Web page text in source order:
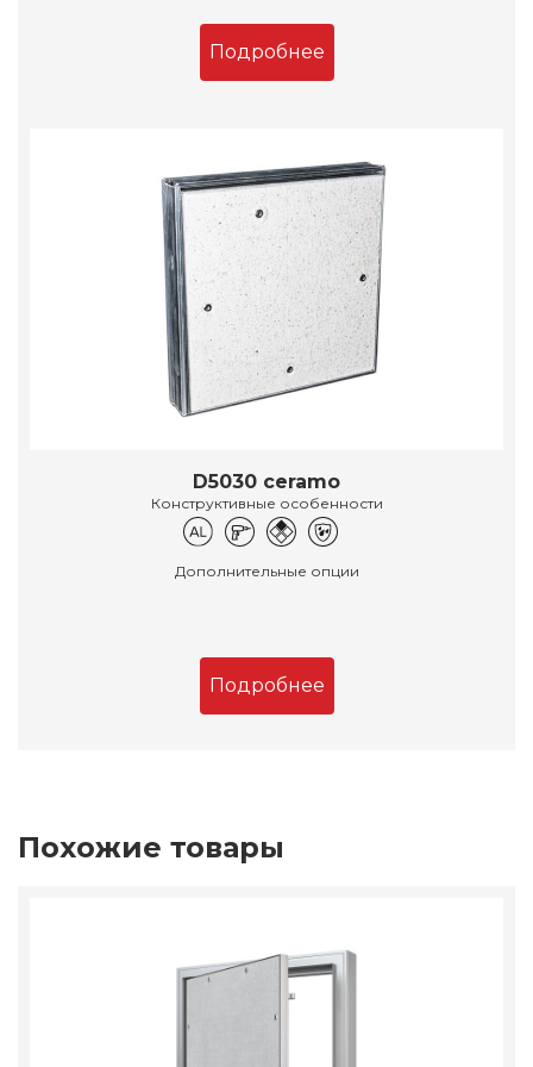
Подробнее
D5030 ceramo
Конструктивные особенности
Дополнительные опции
Подробнее
Похожие товары